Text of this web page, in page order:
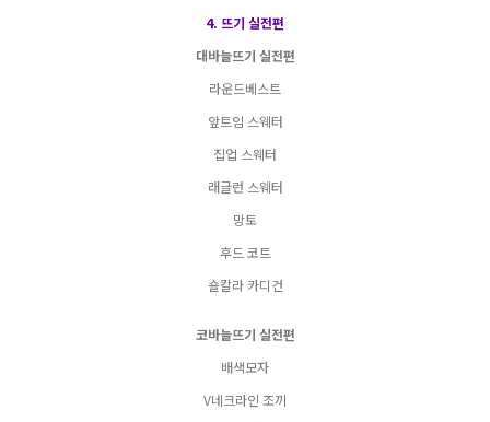
4. 뜨기 실전편
대바늘뜨기 실전편
라운드베스트
앞트임 스웨터
집업 스웨터
래글런 스웨터
망토
후드 코트
숄칼라 카디건
코바늘뜨기 실전편
배색모자
V네크라인 조끼